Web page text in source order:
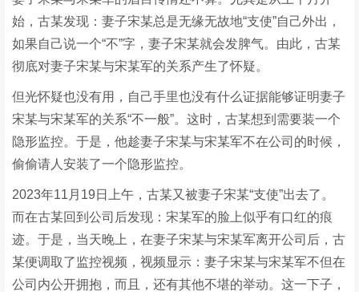
始，古某发现：妻子宋某总是无缘无故地“支使”自己外出，
如果自己说一个“不”字，妻子宋某就会发脾气。由此，古某
彻底对妻子宋某与宋某军的关系产生了怀疑。
但光怀疑也没有用，自己手里也没有什么证据能够证明妻子
宋某与宋某军的关系“不一般”。这时，古某想到需要装一个
隐形监控。于是，他趁妻子宋某与宋某军不在公司的时候，
偷偷请人安装了一个隐形监控。
2023年11月19日上午，古某又被妻子宋某“支使”出去了。
而在古某回到公司后发现：宋某军的脸上似乎有口红的痕
迹。于是，当天晚上，在妻子宋某与宋某军离开公司后，古
某便调取了监控视频，视频显示：妻子宋某与宋某军不但在
公司内公开拥抱，而且，还有其他不堪的举动。这一下子，